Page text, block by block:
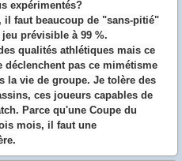
expérimentés?
il faut beaucoup de "sans-pitié"
prévisible à 99 %.
qualités athlétiques mais ce
pas ce mimétisme
la vie de groupe. Je tolère des
ces joueurs capables de
Parce qu'une Coupe du
mois, il faut une